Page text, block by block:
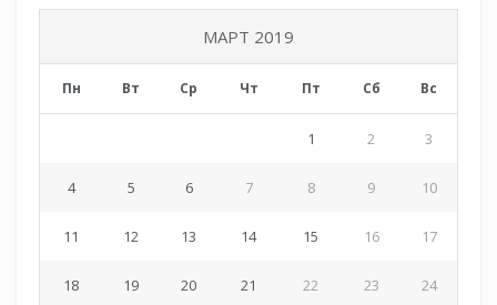
МАРТ 2019
Пн Вт Ср Чт Пт Сб Вс
1 2 3
4 5 6 7 8 9 10
11 12 13 14 15 16 17
18 19 20 21 22 23 24